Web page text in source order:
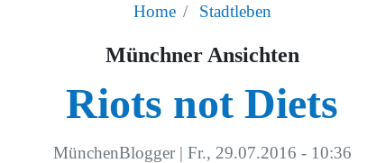
Home Stadtleben
Münchner Ansichten
Riots not Diets
MünchenBlogger | Fr., 29.07.2016 - 10:36